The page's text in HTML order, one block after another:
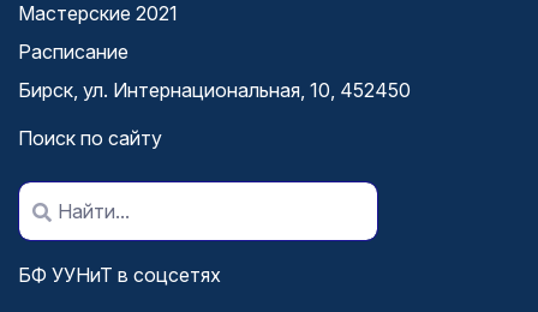
Мастерские 2021
Расписание
Бирск, ул. Интернациональная, 10, 452450
Поиск по сайту
БФ УУНиТ в соцсетях